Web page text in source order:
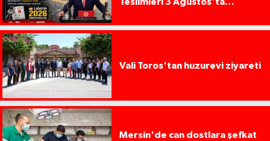
Teslimleri 3 Ağustos'ta
Vali Toros'tan huzurevi ziyareti
Mersin'de can dostlara şefkat